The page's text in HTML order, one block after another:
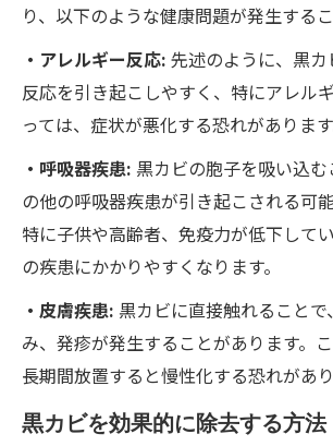
り、以下のような健康問題が発生するこ
・アレルギー反応: 先述のように、黒
反応を引き起こしやすく、特にアレル
っては、症状が悪化する恐れがあります
・呼吸器疾患: 黒カビの胞子を吸い込
の他の呼吸器疾患が引き起こされる可
特に子供や高齢者、免疫力が低下して
の疾患にかかりやすくなります。
・皮膚疾患: 黒カビに直接触れること
み、発疹が発生することがあります。
長期間放置すると慢性化する恐れがあり
黒カビを効果的に除去する方法